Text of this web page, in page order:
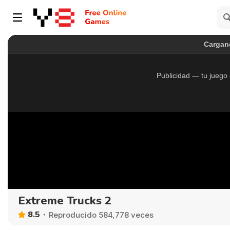
Extreme Trucks 2
8.5 Reproducido 584,778 veces